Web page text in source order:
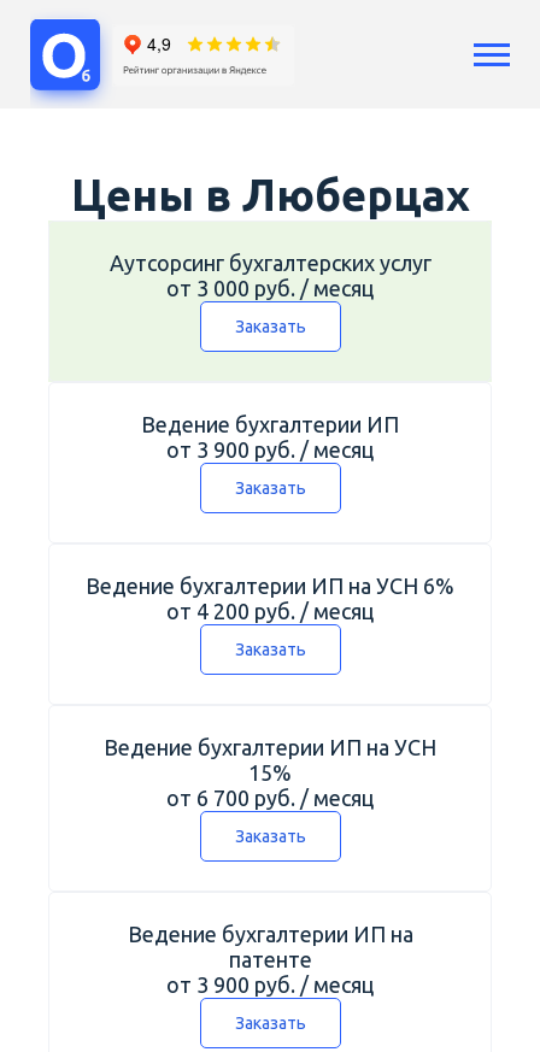
Бухгалтерский учет
Бухгалтерия ООО
Сопровождение бизнеса
Воинский учет
Регистрация бизнеса
Юридические услуги
Новости
Цены в Люберцах
Аутсорсинг бухгалтерских услуг
от 3 000 руб. / месяц
Заказать
Ведение бухгалтерии ИП
от 3 900 руб. / месяц
Заказать
Ведение бухгалтерии ИП на УСН 6%
от 4 200 руб. / месяц
Заказать
Ведение бухгалтерии ИП на УСН
15%
от 6 700 руб. / месяц
Заказать
Ведение бухгалтерии ИП на
патенте
от 3 900 руб. / месяц
Заказать